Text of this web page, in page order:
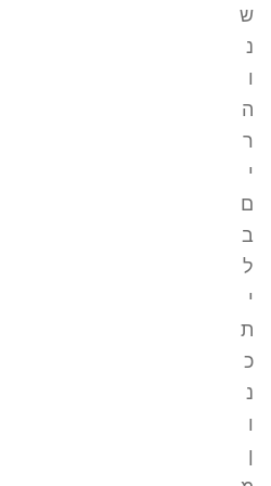
ש
נ
ו
ה
ר
י
ם
ב
ל
י
ת
כ
נ
ו
ן